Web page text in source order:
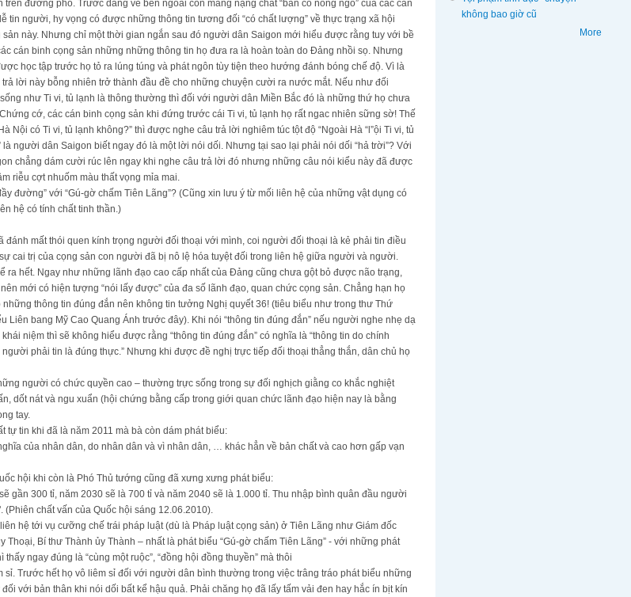
đường phố. Trước dáng vẻ bên ngoài còn mang nặng chất “bần cố nông ngố” của các cán
tin người, hy vọng có được những thông tin tương đối “có chất lượng” về thực trạng xã hội
này. Nhưng chỉ một thời gian ngắn sau đó người dân Saigon mới hiểu được rằng tuy với bề
cán binh cọng sản những những thông tin họ đưa ra là hoàn toàn do Đảng nhồi sọ. Nhưng
học tập trước họ tỏ ra lúng túng và phát ngôn tùy tiện theo hướng đánh bóng chế độ. Vì là
lời này bỗng nhiên trở thành đầu đề cho những chuyện cười ra nước mắt. Nếu như đối
như Ti vi, tủ lạnh là thông thường thì đối với người dân Miền Bắc đó là những thứ họ chưa
cớ, các cán binh cọng sản khi đứng trước cái Ti vi, tủ lạnh họ rất ngac nhiên sững sờ! Thế
có Ti vi, tủ lạnh không?” thì được nghe câu trả lời nghiêm túc tột độ “Ngoài Hà “l”ội Ti vi, tủ
là người dân Saigon biết ngay đó là một lời nói dối. Nhưng tại sao lại phải nói dối “hả trời”? Với
chẳng dám cười rúc lên ngay khi nghe câu trả lời đó nhưng những câu nói kiểu này đã được
riễu cợt nhuốm màu thất vọng mỉa mai.
đường” với “Gú-gờ chấm Tiên Lãng”? (Cũng xin lưu ý từ mối liên hệ của những vật dụng có
hệ có tính chất tinh thần.)
đánh mất thói quen kính trọng người đối thoại với mình, coi người đối thoại là kẻ phải tin điều
cai trị của cọng sản con người đã bị nô lệ hóa tuyệt đối trong liên hệ giữa người và người.
ra hết. Ngay như những lãnh đạo cao cấp nhất của Đảng cũng chưa gột bỏ được não trạng,
mới có hiện tượng “nói lấy được” của đa số lãnh đạo, quan chức cọng sản. Chẳng hạn họ
thông tin đúng đắn nên không tin tưởng Nghị quyết 36! (tiêu biểu như trong thư Thứ
bang Mỹ Cao Quang Ánh trước đây). Khi nói “thông tin đúng đắn” nếu người nghe nhẹ dạ
niệm thì sẽ không hiểu được rằng “thông tin đúng đắn” có nghĩa là “thông tin do chính
phải tin là đúng thực.” Nhưng khi được đề nghị trực tiếp đối thoại thẳng thắn, dân chủ họ
người có chức quyền cao – thường trực sống trong sự đối nghịch giằng co khắc nghiệt
dốt nát và ngu xuẩn (hội chứng bằng cấp trong giới quan chức lãnh đạo hiện nay là bằng
tay.
tự tin khi đã là năm 2011 mà bà còn dám phát biểu:
của nhân dân, do nhân dân và vì nhân dân, … khác hẳn về bản chất và cao hơn gấp vạn
hội khi còn là Phó Thủ tướng cũng đã xưng xưng phát biểu:
gần 300 tỉ, năm 2030 sẽ là 700 tỉ và năm 2040 sẽ là 1.000 tỉ. Thu nhập bình quân đầu người
chất vấn của Quốc hội sáng 12.06.2010).
hệ tới vụ cưỡng chế trái pháp luật (dù là Pháp luật cọng sản) ở Tiên Lãng như Giám đốc
Bí thư Thành ủy Thành – nhất là phát biểu “Gú-gờ chấm Tiên Lãng” - với những phát
ngay đúng là “cùng một ruộc”, “đồng hội đồng thuyền” mà thôi
Trước hết họ vô liêm sỉ đối với người dân bình thường trong việc trâng tráo phát biểu những
với bản thân khi nói dối bất kể hậu quả. Phải chăng họ đã lấy tấm vải đen hay hắc ín bịt kín
không bao giờ cũ
More